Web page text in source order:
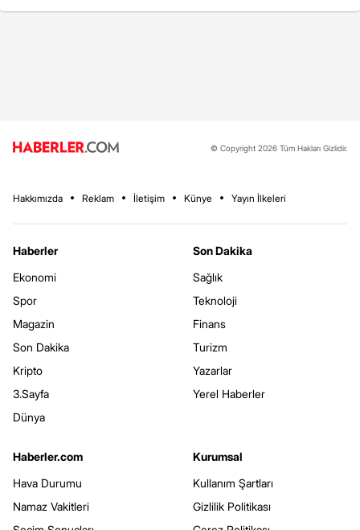
© Copyright 2026 Tüm Hakları Gizlidir.
Hakkımızda Reklam İletişim Künye Yayın İlkeleri
Haberler
Ekonomi
Spor
Magazin
Son Dakika
Kripto
3.Sayfa
Dünya
Son Dakika
Sağlık
Teknoloji
Finans
Turizm
Yazarlar
Yerel Haberler
Haberler.com
Hava Durumu
Namaz Vakitleri
Kurumsal
Kullanım Şartları
Gizlilik Politikası